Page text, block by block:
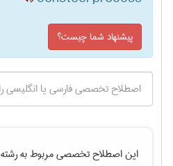
پیشنهاد شما چیست؟
این اصطلاح تخصصی مربوط به رشته